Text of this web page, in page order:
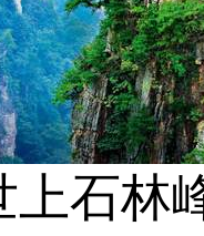
上石林